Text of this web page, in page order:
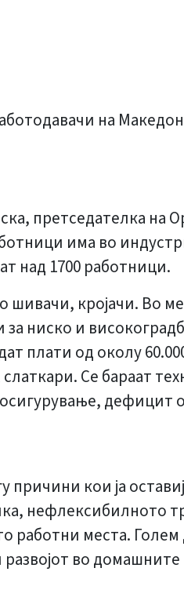
на
претседателка на
има во
над 1700 работници.
шивачи, кројачи. Во
ниско и
плати од околу
Се бараат
дефицит
кои ја
нефлексибилното
работни места.
во